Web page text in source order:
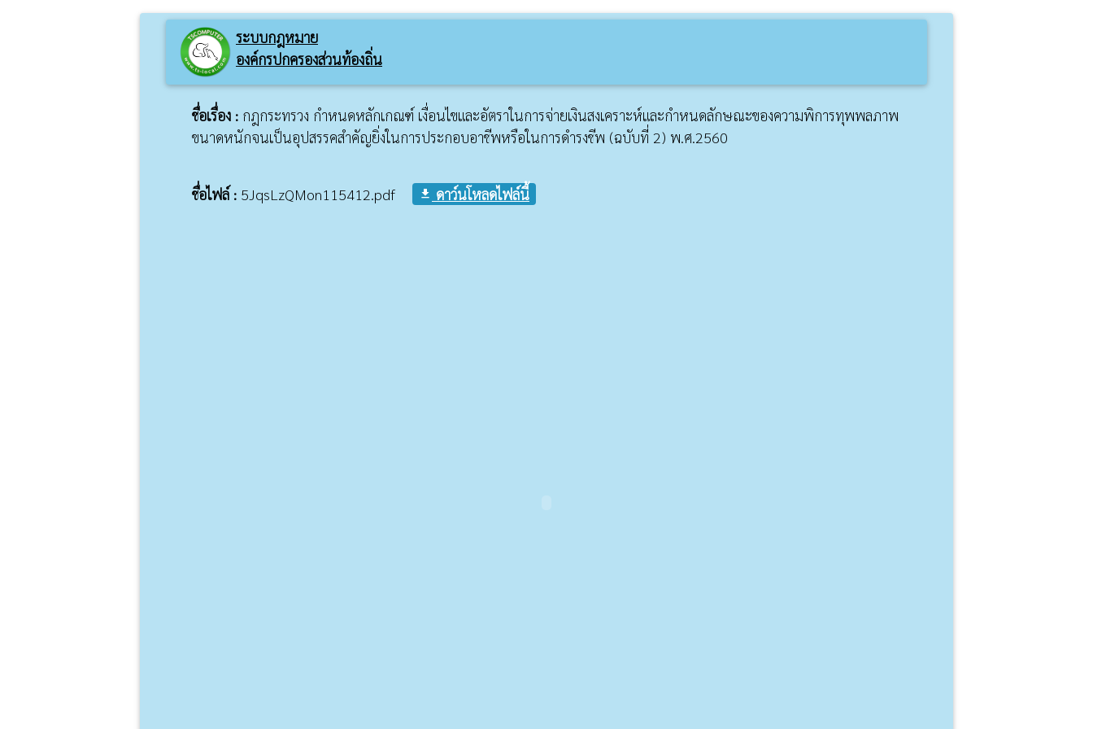
ระบบกฎหมาย
องค์กรปกครองส่วนท้องถิ่น
ชื่อเรื่อง : กฎกระทรวง กำหนดหลักเกณฑ์ เงื่อนไขและอัตราในการจ่ายเงินสงเคราะห์และกำหนดลักษณะของความพิการทุพพลภาพ
ขนาดหนักจนเป็นอุปสรรคสำคัญยิ่งในการประกอบอาชีพหรือในการดำรงชีพ (ฉบับที่ 2) พ.ศ.2560
ชื่อไฟล์ : 5JqsLzQMon115412.pdf file_download ดาว์นโหลดไฟล์นี้